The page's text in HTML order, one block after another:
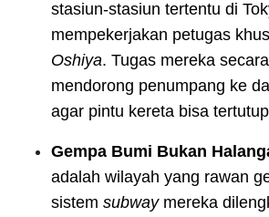
stasiun-stasiun tertentu di
mempekerjakan petugas
Oshiya. Tugas mereka
mendorong penumpang ke
agar pintu kereta bisa
Gempa Bumi Bukan
adalah wilayah yang rawan
sistem subwaymereka